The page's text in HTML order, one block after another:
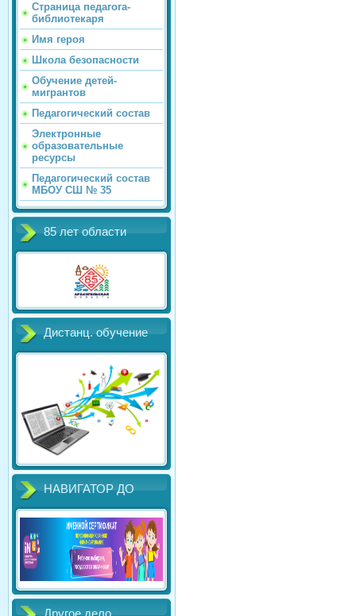
Страница педагога-
библиотекаря
Имя героя
Школа безопасности
Обучение детей-
мигрантов
Педагогический состав
Электронные
образовательные
ресурсы
Педагогический состав
МБОУ СШ № 35
85 лет области
Дистанц. обучение
НАВИГАТОР ДО